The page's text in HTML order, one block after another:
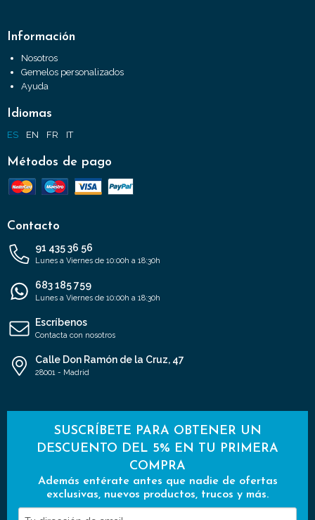
Información
Nosotros
Gemelos personalizados
Ayuda
Idiomas
ES EN FR IT
Métodos de pago
Contacto
91 435 36 56
Lunes a Viernes de 10:00h a 18:30h
683 185 759
Lunes a Viernes de 10:00h a 18:30h
Escríbenos
Contacta con nosotros
Calle Don Ramón de la Cruz, 47
28001 - Madrid
SUSCRÍBETE PARA OBTENER UN
DESCUENTO DEL 5% EN TU PRIMERA
COMPRA
Además entérate antes que nadie de ofertas
exclusivas, nuevos productos, trucos y más.
Tu